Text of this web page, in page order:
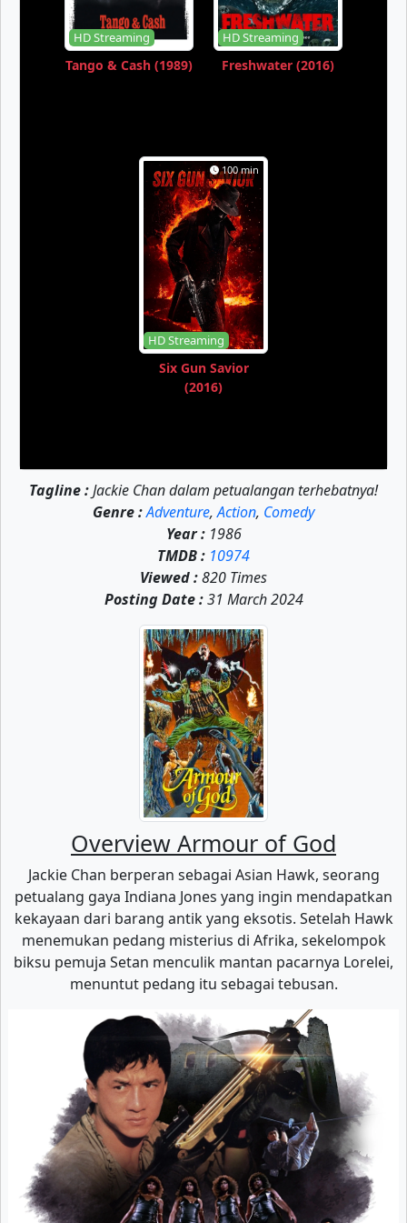
HD Streaming
Tango & Cash (1989)
HD Streaming
Freshwater (2016)
100 min
HD Streaming
Six Gun Savior
(2016)
Tagline :Jackie Chan dalam petualangan terhebatnya!
Genre :Adventure,Action, Comedy
Year :1986
TMDB : 10974
Viewed :820 Times
Posting Date :31 March 2024
Overview Armour of God
Jackie Chan berperan sebagai Asian Hawk, seorang
petualang gaya Indiana Jones yang ingin mendapatkan
kekayaan dari barang antik yang eksotis. Setelah Hawk
menemukan pedang misterius di Afrika, sekelompok
biksu pemuja Setan menculik mantan pacarnya Lorelei,
menuntut pedang itu sebagai tebusan.